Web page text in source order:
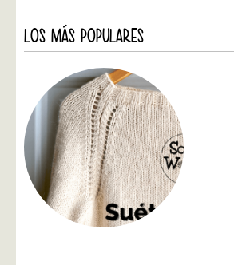
LOS MÁS POPULARES